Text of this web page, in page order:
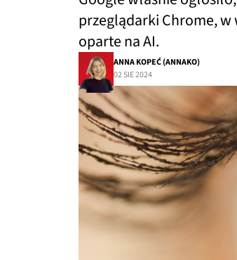
przeglądarki Chrome,
oparte na AI.
ANNA KOPEĆ (ANNAKO)
02 SIE 2024